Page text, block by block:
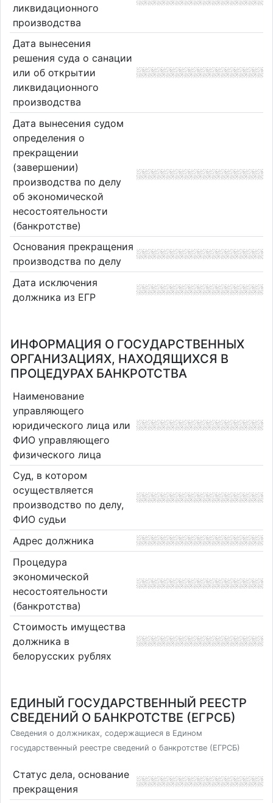
ликвидационного
производства
Дата вынесения
решения суда о санации
или об открытии
ликвидационного
производства
Дата вынесения судом
определения о
прекращении
(завершении)
производства по делу
об экономической
несостоятельности
(банкротстве)
Основания прекращения
производства по делу
Дата исключения
должника из ЕГР
ИНФОРМАЦИЯ О ГОСУДАРСТВЕННЫХ
ОРГАНИЗАЦИЯХ, НАХОДЯЩИХСЯ В
ПРОЦЕДУРАХ БАНКРОТСТВА
Наименование
управляющего
юридического лица или
ФИО управляющего
физического лица
Суд, в котором
осуществляется
производство по делу,
ФИО судьи
Адрес должника
Процедура
экономической
несостоятельности
(банкротства)
Стоимость имущества
должника в
белорусских рублях
ЕДИНЫЙ ГОСУДАРСТВЕННЫЙ РЕЕСТР
СВЕДЕНИЙ О БАНКРОТСТВЕ (ЕГРСБ)
Сведения о должниках, содержащиеся в Едином
государственный реестре сведений о банкротстве (ЕГРСБ)
Статус дела, основание
прекращения